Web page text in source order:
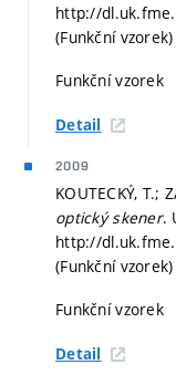
http://
(Funkční vzorek)
Funkční vzorek
Detail
2009
KOUTECKÝ, T.;
optický skener.
http://
(Funkční vzorek)
Funkční vzorek
Detail